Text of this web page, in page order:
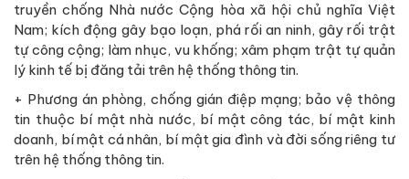
truyền chống Nhà nước Cộng hòa xã hội chủ nghĩa Việt
Nam; kích động gây bạo loạn, phá rối an ninh, gây rối trật
tự công cộng; làm nhục, vu khống; xâm phạm trật tự quản
lý kinh tế bị đăng tải trên hệ thống thông tin.
+ Phương án phòng, chống gián điệp mạng; bảo vệ thông
tin thuộc bí mật nhà nước, bí mật công tác, bí mật kinh
doanh, bí mật cá nhân, bí mật gia đình và đời sống riêng tư
trên hệ thống thông tin.